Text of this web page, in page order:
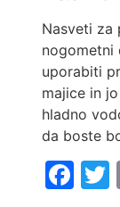
Nasveti za
nogometni
uporabiti
majice in
hladno
da boste